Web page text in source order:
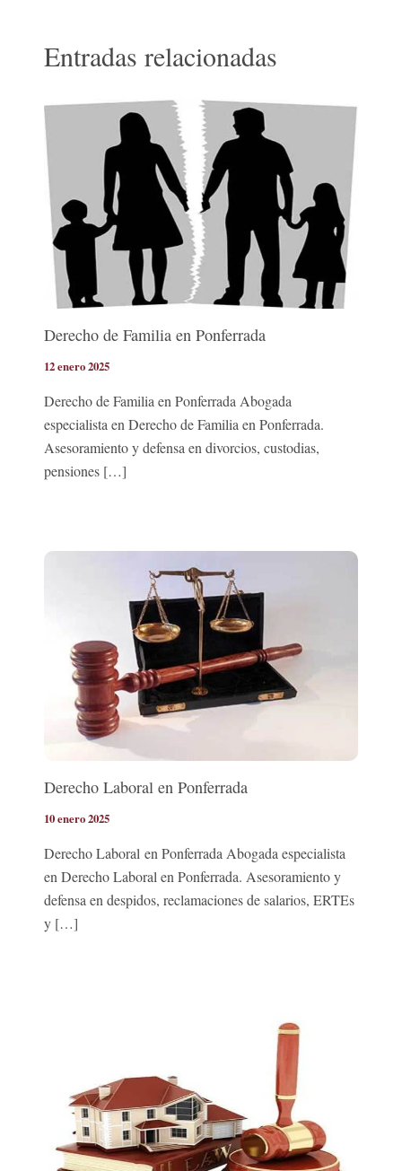
Entradas relacionadas
Derecho de Familia en Ponferrada
12 enero 2025
Derecho de Familia en Ponferrada Abogada
especialista en Derecho de Familia en Ponferrada.
Asesoramiento y defensa en divorcios, custodias,
pensiones […]
Derecho Laboral en Ponferrada
10 enero 2025
Derecho Laboral en Ponferrada Abogada especialista
en Derecho Laboral en Ponferrada. Asesoramiento y
defensa en despidos, reclamaciones de salarios, ERTEs
y […]